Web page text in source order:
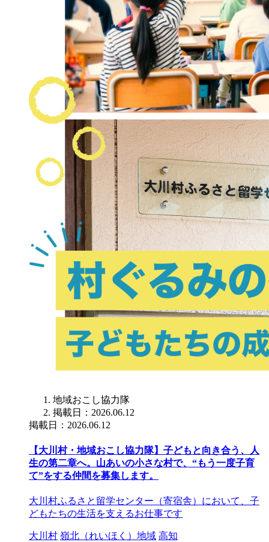
地域おこし協力隊
掲載日：2026.06.12
掲載日：2026.06.12
【大川村・地域おこし協力隊】子どもと向き合う、人
生の第二章へ。山あいの小さな村で、“もう一度子育
て”をする仲間を募集します。
大川村ふるさと留学センター（寄宿舎）において、子
どもたちの生活を支えるお仕事です
大川村 嶺北（れいほく）地域 高知